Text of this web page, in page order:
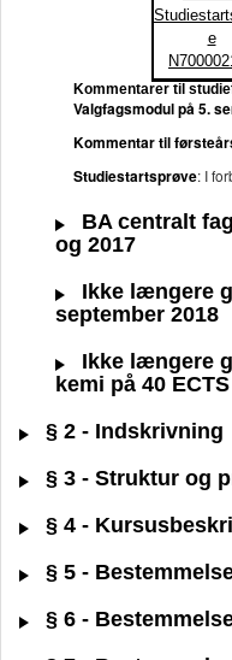
e
Kommentarer til
Valgfagsmodul på 5.
Kommentar til
Studiestartsprøve: I
BA centralt
og 2017
Ikke længere
september 2018
Ikke længere
kemi på 40
§ 2 - Indskrivning
§ 3 - Struktur og
§ 4 -
§ 5 -
§ 6 -